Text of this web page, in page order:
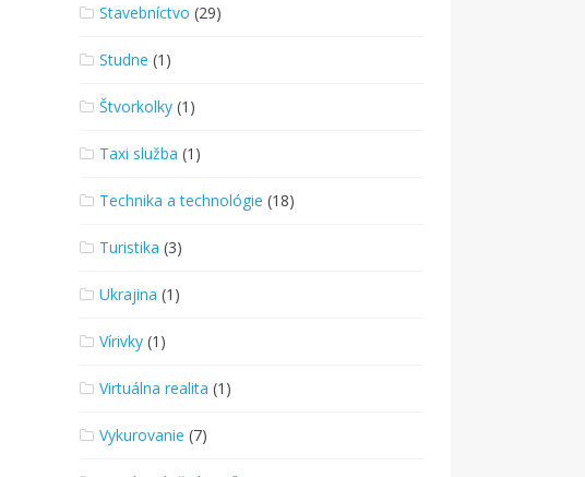
Stavebníctvo (29)
Studne (1)
Štvorkolky (1)
Taxi služba (1)
Technika a technológie (18)
Turistika (3)
Ukrajina (1)
Vírivky (1)
Virtuálna realita (1)
Vykurovanie (7)